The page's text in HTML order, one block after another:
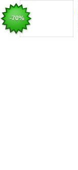
-37%
-70%